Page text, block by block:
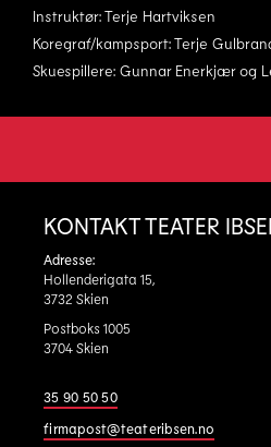
Instruktør: Terje Hartviksen
Koregraf/kampsport: Terje
Skuespillere: Gunnar Enerkjær og
KONTAKT TEATER
Adresse:
Hollenderigata 15,
3732 Skien
Postboks 1005
3704 Skien
35 90 50 50
firmapost@teateribsen.no